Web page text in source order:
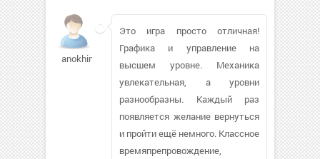
anokhin78
Это игра просто отличная!
Графика и управление на
высшем уровне. Механика
увлекательная, а уровни
разнообразны. Каждый раз
появляется желание вернуться
и пройти ещё немного. Классное
времяпрепровождение,